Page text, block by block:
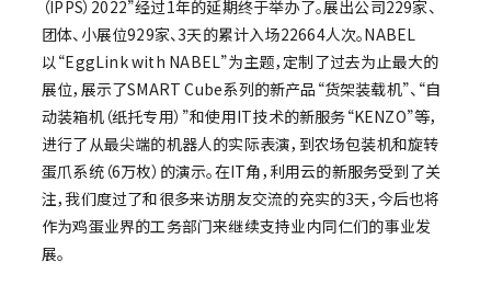
（IPPS）2022”经过1年的延期终于举办了。展出公司229家、
团体、小展位929家、3天的累计入场22664人次。NABEL
以“EggLink with NABEL”为主题，定制了过去为止最大的
展位，展示了SMART Cube系列的新产品“货架装载机”、“自
动装箱机（纸托专用）”和使用IT技术的新服务“KENZO”等，
进行了从最尖端的机器人的实际表演，到农场包装机和旋转
蛋爪系统（6万枚）的演示。在IT角，利用云的新服务受到了关
注，我们度过了和很多来访朋友交流的充实的3天，今后也将
作为鸡蛋业界的工务部门来继续支持业内同仁们的事业发
展。